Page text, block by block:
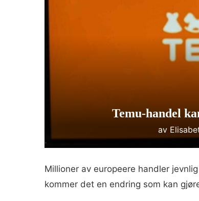
Temu-handel
av
Millioner av europeere handler
kommer det en endring som kan